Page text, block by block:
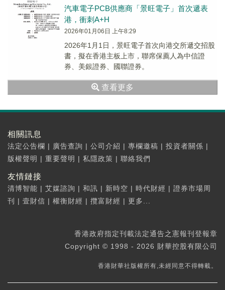
汽車電子PCB供應商「景旺電子」首次遞表
港，衝刺A+H
2026年01月06日 上午8:29
2026年1月1日，景旺電子首次向港交所遞交招股
書，擬在香港主板上市，聯席保薦人為中信證
券、美銀證券、國聯證券。
查看更多
相關訊息
法定公告欄 | 廣告查詢 | 公司介紹 | 專欄邀稿 | 投資者關係 |
版權聲明 | 重要聲明 | 私隱政策 | 聯絡我們
友情鏈接
清博智能 | 艾媒諮詢 | 和訊 | 新時空 | 時代財經 | 證券市場周
刊
| 壹財信 | 權衡財經 | 攬富財經 | 更多...
香港政府指定刊載法定通告之憲報刊登報章
Copyright © 1998 - 2026 財華控股有限公司
香港財華社版權所有,未經同意不得轉載。